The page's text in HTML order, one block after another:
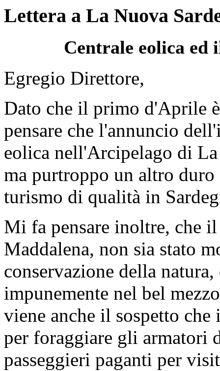
Lettera a La Nuova
Centrale eolica ed
Egregio Direttore,
Dato che il primo d'Aprile
pensare che l'annuncio
eolica nell'Arcipelago di
ma purtroppo un altro
turismo di qualità in
Mi fa pensare inoltre, che
Maddalena, non sia stato
conservazione della
impunemente nel bel
viene anche il sospetto
per foraggiare gli
passeggieri paganti per